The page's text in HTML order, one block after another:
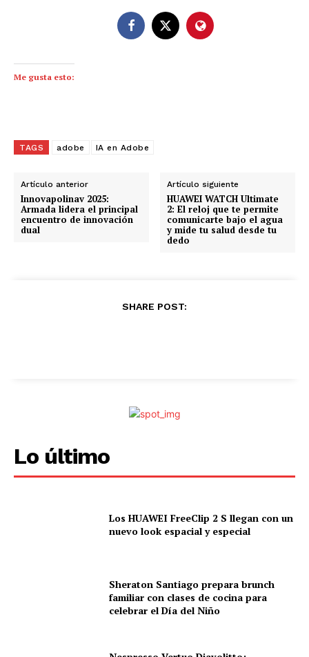
Me gusta esto:
TAGS adobe IA en Adobe
Artículo anterior
Innovapolinav 2025:
Armada lidera el principal
encuentro de innovación
dual
Artículo siguiente
HUAWEI WATCH Ultimate
2: El reloj que te permite
comunicarte bajo el agua
y mide tu salud desde tu
dedo
SHARE POST:
Lo último
Los HUAWEI FreeClip 2 S llegan con un
nuevo look espacial y especial
Sheraton Santiago prepara brunch
familiar con clases de cocina para
celebrar el Día del Niño